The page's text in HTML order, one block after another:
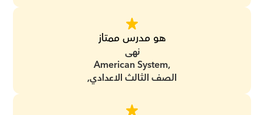
هو مدرس ممتاز
نهى
الصف الثالث الاعدادي,
American System,